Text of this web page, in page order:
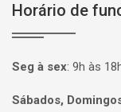
Horário de
Seg à sex: 9h às
Sábados,